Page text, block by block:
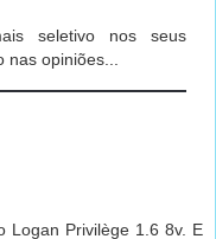
seletivo nos seus
nas opiniões...
Logan Privilège 1.6 8v. E